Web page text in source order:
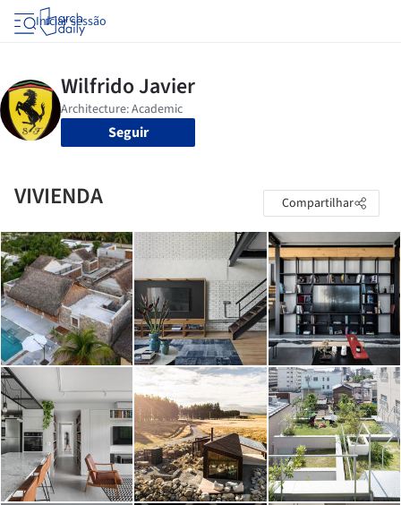
Iniciar sessão
Seguir
VIVIENDA Compartilhar